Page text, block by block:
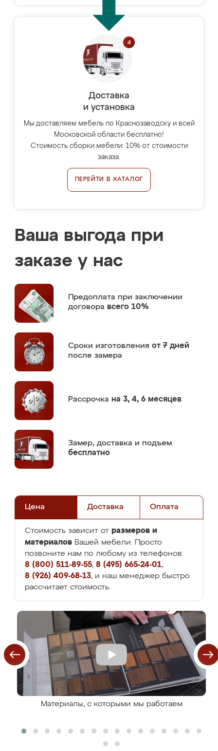
Доставка
и установка
Мы доставляем мебель по Краснозаводску и всей
Московской области бесплатно!
Стоимость сборки мебели: 10% от стоимости
заказа.
ПЕРЕЙТИ В КАТАЛОГ
Ваша выгода при
заказе у нас
Предоплата при заключении
договора всего 10%
Сроки изготовления от 7 дней
после замера
Рассрочка на 3, 4, 6 месяцев
Замер, доставка и подъем
бесплатно
Цена Доставка Оплата
Стоимость зависит от размеров и
материалов Вашей мебели. Просто
позвоните нам по любому из телефонов:
8 (800) 511-89-55, 8 (495) 665-24-01,
8 (926) 409-68-13, и наш менеджер быстро
рассчитает стоимость.
Материалы, с которыми мы работаем